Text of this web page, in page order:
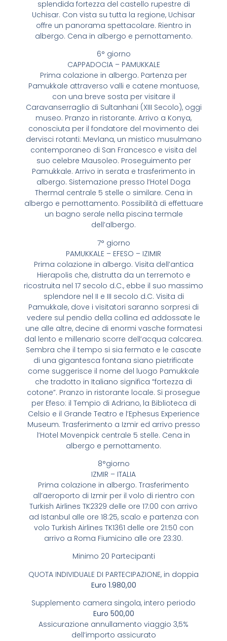
splendida fortezza del castello rupestre di
Uchisar. Con vista su tutta la regione, Uchisar
offre un panorama spettacolare. Rientro in
albergo. Cena in albergo e pernottamento.
6° giorno
CAPPADOCIA – PAMUKKALE
Prima colazione in albergo. Partenza per
Pamukkale attraverso valli e catene montuose,
con una breve sosta per visitare il
Caravanserraglio di Sultanhani (XIII Secolo), oggi
museo. Pranzo in ristorante. Arrivo a Konya,
conosciuta per il fondatore del movimento dei
dervisci rotanti: Mevlana, un mistico musulmano
contemporaneo di San Francesco e visita del
suo celebre Mausoleo. Proseguimento per
Pamukkale. Arrivo in serata e trasferimento in
albergo. Sistemazione presso l’Hotel Doga
Thermal centrale 5 stelle o similare. Cena in
albergo e pernottamento. Possibilità di effettuare
un bagno serale nella piscina termale
dell’albergo.
7° giorno
PAMUKKALE – EFESO – IZIMIR
Prima colazione in albergo. Visita dell’antica
Hierapolis che, distrutta da un terremoto e
ricostruita nel 17 secolo d.C., ebbe il suo massimo
splendore nel II e III secolo d.C. Visita di
Pamukkale, dove i visitatori saranno sorpresi di
vedere sul pendio della collina ed addossate le
une alle altre, decine di enormi vasche formatesi
dal lento e millenario scorre dell’acqua calcarea.
Sembra che il tempo si sia fermato e le cascate
di una gigantesca fontana siano pietrificate
come suggerisce il nome del luogo Pamukkale
che tradotto in Italiano significa “fortezza di
cotone”. Pranzo in ristorante locale. Si prosegue
per Efeso: il Tempio di Adriano, la Biblioteca di
Celsio e il Grande Teatro e l’Ephesus Experience
Museum. Trasferimento a Izmir ed arrivo presso
l’Hotel Movenpick centrale 5 stelle. Cena in
albergo e pernottamento.
8°giorno
IZMIR – ITALIA
Prima colazione in albergo. Trasferimento
all’aeroporto di Izmir per il volo di rientro con
Turkish Airlines TK2329 delle ore 17:00 con arrivo
ad Istanbul alle ore 18:25, scalo e partenza con
volo Turkish Airlines TK1361 delle ore 21:50 con
arrivo a Roma Fiumicino alle ore 23:30.
Minimo 20 Partecipanti
QUOTA INDIVIDUALE DI PARTECIPAZIONE, in doppia
Euro 1.980,00
Supplemento camera singola, intero periodo
Euro 500,00
Assicurazione annullamento viaggio 3,5%
dell’importo assicurato